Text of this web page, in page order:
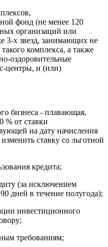
фонд (не менее 120
организаций или
3-х звезд, занимающих не
комплекса, а также
оздоровительные
центры, и (или)
бизнеса - плавающая,
% от ставки
на дату начисления
ставку со льготной
кредита;
(за исключением
дней в течение полугода);
инвестиционного
требованиям;